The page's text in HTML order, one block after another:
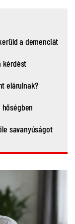
a demenciát
kérdést
elárulnak?
savanyúságot